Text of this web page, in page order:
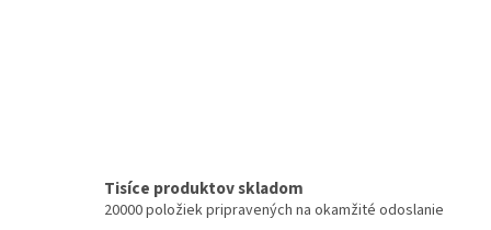
Tisíce produktov skladom
20000 položiek pripravených na okamžité odoslanie